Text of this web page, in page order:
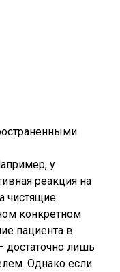
у
реакция на
чистящие
конкретном
пациента в
достаточно лишь
Однако если